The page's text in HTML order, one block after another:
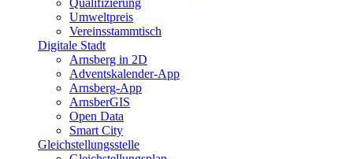
Qualifizierung
Umweltpreis
Vereinsstammtisch
Digitale Stadt
Arnsberg in 2D
Adventskalender-App
Arnsberg-App
ArnsberGIS
Open Data
Smart City
Gleichstellungsstelle